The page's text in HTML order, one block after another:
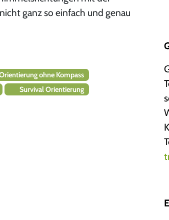
ganz so einfach und genau
ohne Kompass
Survival Orientierung